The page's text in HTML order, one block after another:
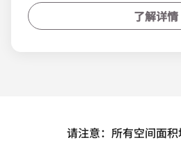
了解详情
请注意：所有空间面积